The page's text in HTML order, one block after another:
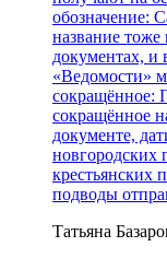
обозначение:
название тоже
документах, и
«Ведомости»
сокращённое:
сокращённое
документе,
новгородских
крестьянских
подводы
Татьяна